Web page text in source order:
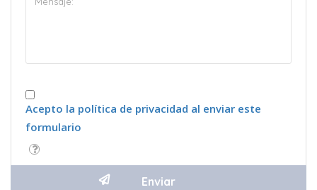
Acepto la política de privacidad al enviar este
formulario